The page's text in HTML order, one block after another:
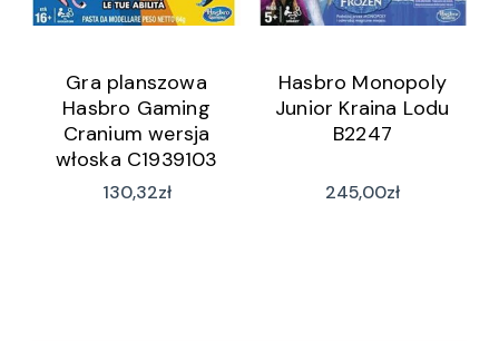
Gra planszowa
Hasbro Gaming
Cranium wersja
włoska C1939103
130,32zł
Hasbro Monopoly
Junior Kraina Lodu
B2247
245,00zł